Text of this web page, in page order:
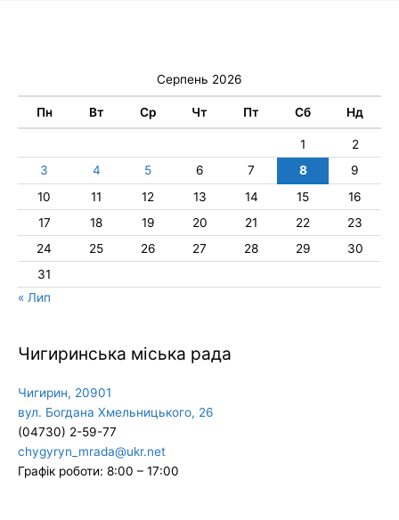
Серпень 2026
Пн Вт Ср Чт Пт Сб Нд
1
2
3
4 5 6 7 8
9
10
11 12 13 14 15
16
17
18 19 20 21 22
23
24
25 26 27 28 29
30
31
« Лип
Чигиринська міська рада
Чигирин, 20901
вул. Богдана Хмельницького, 26
(04730) 2-59-77
chygyryn_mrada@ukr.net
Графік роботи: 8:00 – 17:00